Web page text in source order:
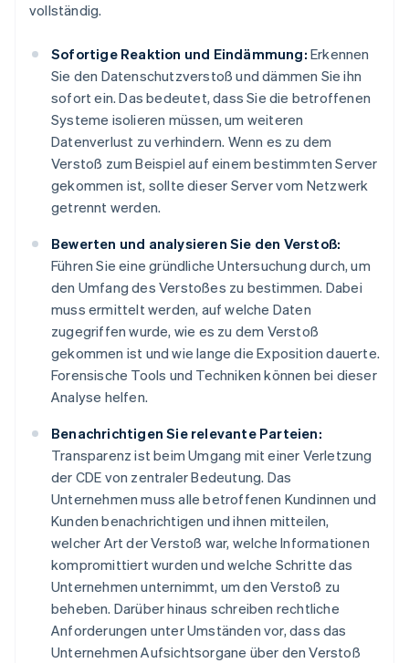
vollständig.
Sofortige Reaktion und Eindämmung: Erkennen
Sie den Datenschutzverstoß und dämmen Sie ihn
sofort ein. Das bedeutet, dass Sie die betroffenen
Systeme isolieren müssen, um weiteren
Datenverlust zu verhindern. Wenn es zu dem
Verstoß zum Beispiel auf einem bestimmten Server
gekommen ist, sollte dieser Server vom Netzwerk
getrennt werden.
Bewerten und analysieren Sie den Verstoß:
Führen Sie eine gründliche Untersuchung durch, um
den Umfang des Verstoßes zu bestimmen. Dabei
muss ermittelt werden, auf welche Daten
zugegriffen wurde, wie es zu dem Verstoß
gekommen ist und wie lange die Exposition dauerte.
Forensische Tools und Techniken können bei dieser
Analyse helfen.
Benachrichtigen Sie relevante Parteien:
Transparenz ist beim Umgang mit einer Verletzung
der CDE von zentraler Bedeutung. Das
Unternehmen muss alle betroffenen Kundinnen und
Kunden benachrichtigen und ihnen mitteilen,
welcher Art der Verstoß war, welche Informationen
kompromittiert wurden und welche Schritte das
Unternehmen unternimmt, um den Verstoß zu
beheben. Darüber hinaus schreiben rechtliche
Anforderungen unter Umständen vor, dass das
Unternehmen Aufsichtsorgane über den Verstoß